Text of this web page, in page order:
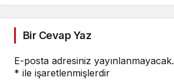
Bir Cevap Yaz
E-posta adresiniz yayınlanmayacak.
* ile işaretlenmişlerdir